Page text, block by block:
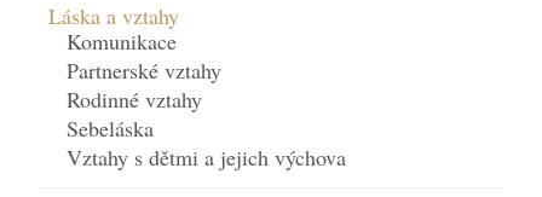
Láska a vztahy
Komunikace
Partnerské vztahy
Rodinné vztahy
Sebeláska
Vztahy s dětmi a jejich výchova